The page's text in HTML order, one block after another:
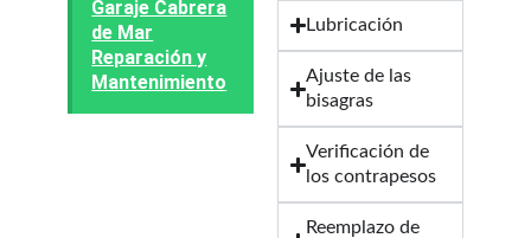
Garaje Cabrera
de Mar
Reparación y
Mantenimiento
Lubricación
Ajuste de las
bisagras
Verificación de
los contrapesos
Reemplazo de